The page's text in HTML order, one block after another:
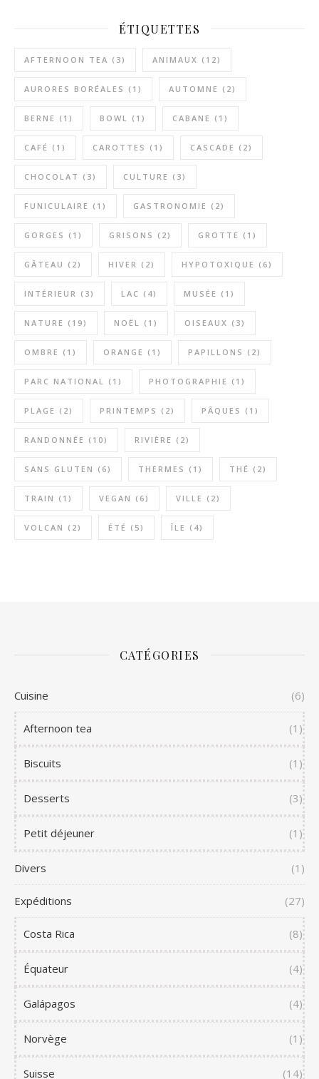
ÉTIQUETTES
AFTERNOON TEA (3) ANIMAUX (12)
AURORES BORÉALES (1) AUTOMNE (2)
BERNE (1) BOWL (1) CABANE (1)
CAFÉ (1) CAROTTES (1) CASCADE (2)
CHOCOLAT (3) CULTURE (3)
FUNICULAIRE (1) GASTRONOMIE (2)
GORGES (1) GRISONS (2) GROTTE (1)
GÂTEAU (2) HIVER (2) HYPOTOXIQUE (6)
INTÉRIEUR (3) LAC (4) MUSÉE (1)
NATURE (19) NOËL (1) OISEAUX (3)
OMBRE (1) ORANGE (1) PAPILLONS (2)
PARC NATIONAL (1) PHOTOGRAPHIE (1)
PLAGE (2) PRINTEMPS (2) PÂQUES (1)
RANDONNÉE (10) RIVIÈRE (2)
SANS GLUTEN (6) THERMES (1) THÉ (2)
TRAIN (1) VEGAN (6) VILLE (2)
VOLCAN (2) ÉTÉ (5) ÎLE (4)
CATÉGORIES
Cuisine (6)
Afternoon tea (1)
Biscuits (1)
Desserts (3)
Petit déjeuner (1)
Divers (1)
Expéditions (27)
Costa Rica (8)
Équateur (4)
Galápagos (4)
Norvège (1)
Suisse (14)